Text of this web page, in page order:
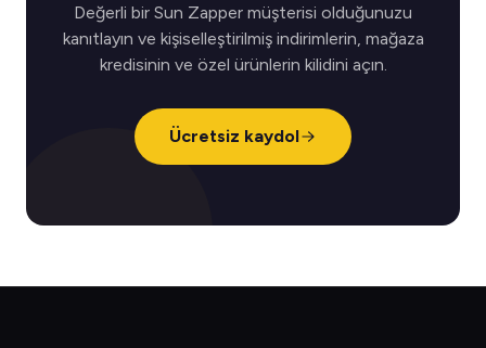
Değerli bir Sun Zapper müşterisi olduğunuzu
kanıtlayın ve kişiselleştirilmiş indirimlerin, mağaza
kredisinin ve özel ürünlerin kilidini açın.
Ücretsiz kaydol